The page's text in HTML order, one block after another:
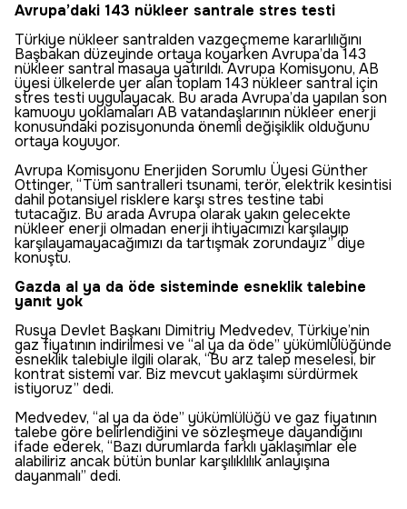
Avrupa’daki 143 nükleer santrale stres testi
Türkiye nükleer santralden vazgeçmeme kararlılığını
Başbakan düzeyinde ortaya koyarken Avrupa’da 143
nükleer santral masaya yatırıldı. Avrupa Komisyonu, AB
üyesi ülkelerde yer alan toplam 143 nükleer santral için
stres testi uygulayacak. Bu arada Avrupa’da yapılan son
kamuoyu yoklamaları AB vatandaşlarının nükleer enerji
konusundaki pozisyonunda önemli değişiklik olduğunu
ortaya koyuyor.
Avrupa Komisyonu Enerjiden Sorumlu Üyesi Günther
Ottinger, “Tüm santralleri tsunami, terör, elektrik kesintisi
dahil potansiyel risklere karşı stres testine tabi
tutacağız. Bu arada Avrupa olarak yakın gelecekte
nükleer enerji olmadan enerji ihtiyacımızı karşılayıp
karşılayamayacağımızı da tartışmak zorundayız” diye
konuştu.
Gazda al ya da öde sisteminde esneklik talebine
yanıt yok
Rusya Devlet Başkanı Dimitriy Medvedev, Türkiye’nin
gaz fiyatının indirilmesi ve “al ya da öde” yükümlülüğünde
esneklik talebiyle ilgili olarak, “Bu arz talep meselesi, bir
kontrat sistemi var. Biz mevcut yaklaşımı sürdürmek
istiyoruz” dedi.
Medvedev, “al ya da öde” yükümlülüğü ve gaz fiyatının
talebe göre belirlendiğini ve sözleşmeye dayandığını
ifade ederek, “Bazı durumlarda farklı yaklaşımlar ele
alabiliriz ancak bütün bunlar karşılıklılık anlayışına
dayanmalı” dedi.